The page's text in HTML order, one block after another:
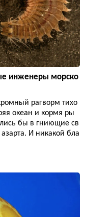
инженеры морско
рагворм тихо
океан и кормя ры
бы в гниющие св
И никакой бла